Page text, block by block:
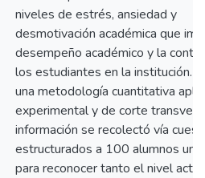
niveles de estrés, ansiedad y
desmotivación académica que
desempeño académico y la
los estudiantes en la institución.
una metodología cuantitativa
experimental y de corte
información se recolectó vía
estructurados a 100 alumnos
para reconocer tanto el nivel